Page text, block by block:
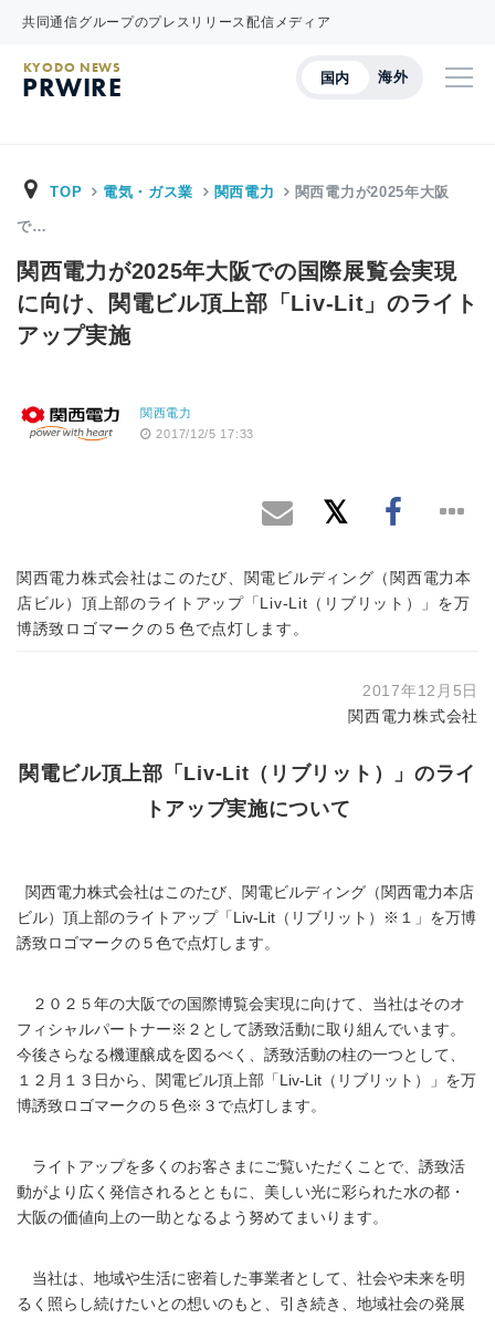
共同通信グループのプレスリリース配信メディア
国内 海外
KYODO NEWS
PRWIRE
TOP 電気・ガス業 関西電力 関西電力が2025年大阪
で…
関西電力が2025年大阪での国際展覧会実現
に向け、関電ビル頂上部「Liv-Lit」のライト
アップ実施
関西電力
2017/12/5 17:33
関西電力株式会社はこのたび、関電ビルディング（関西電力本
店ビル）頂上部のライトアップ「Liv-Lit（リブリット）」を万
博誘致ロゴマークの５色で点灯します。
2017年12月5日
関西電力株式会社
関電ビル頂上部「Liv-Lit（リブリット）」のライ
トアップ実施について
関西電力株式会社はこのたび、関電ビルディング（関西電力本店
ビル）頂上部のライトアップ「Liv-Lit（リブリット）※１」を万博
誘致ロゴマークの５色で点灯します。
２０２５年の大阪での国際博覧会実現に向けて、当社はそのオ
フィシャルパートナー※２として誘致活動に取り組んでいます。
今後さらなる機運醸成を図るべく、誘致活動の柱の一つとして、
１２月１３日から、関電ビル頂上部「Liv-Lit（リブリット）」を万
博誘致ロゴマークの５色※３で点灯します。
ライトアップを多くのお客さまにご覧いただくことで、誘致活
動がより広く発信されるとともに、美しい光に彩られた水の都・
大阪の価値向上の一助となるよう努めてまいります。
当社は、地域や生活に密着した事業者として、社会や未来を明
るく照らし続けたいとの想いのもと、引き続き、地域社会の発展